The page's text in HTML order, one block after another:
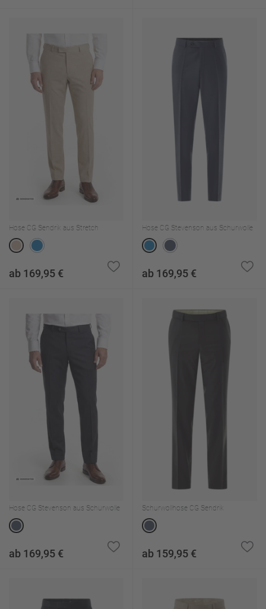
Hose CG Sendrik aus Stretch
ab 169,95 €
Hose CG Stevenson aus Schurwolle
ab 169,95 €
Hose CG Stevenson aus Schurwolle
ab 169,95 €
Schurwollhose CG Sendrik
ab 159,95 €